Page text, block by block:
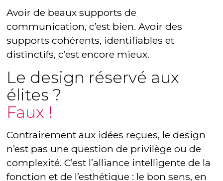
Avoir de beaux supports de
communication, c’est bien. Avoir des
supports cohérents, identifiables et
distinctifs, c’est encore mieux.
Le design réservé aux
élites ?
Faux !
Contrairement aux idées reçues, le design
n’est pas une question de privilège ou de
complexité. C’est l’alliance intelligente de la
fonction et de l’esthétique : le bon sens, en